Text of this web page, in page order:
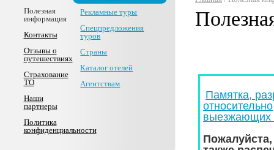
Полезная
информация
Контакты
Отзывы о
путешествиях
Страхование
ТО
Наши
партнеры
Политика
конфиденциальности
Рекламные туры
Спецпредложения
туров
Страны
Каталог отелей
Агентствам
Памятка,
относительно
выезжающих